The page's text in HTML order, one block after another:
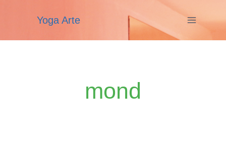
Yoga Arte
mond